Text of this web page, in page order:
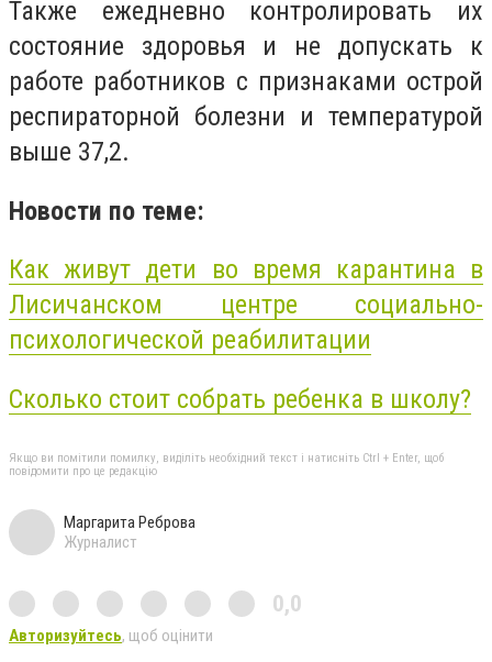
Также ежедневно контролировать их
состояние здоровья и не допускать к
работе работников с признаками острой
респираторной болезни и температурой
выше 37,2.
Новости по теме:
Как живут дети во время карантина в
Лисичанском центре социально-
психологической реабилитации
Сколько стоит собрать ребенка в школу?
Якщо ви помітили помилку, виділіть необхідний текст і натисніть Ctrl + Enter, щоб
повідомити про це редакцію
Маргарита Реброва
Журналист
0,0
Авторизуйтесь, щоб оцінити